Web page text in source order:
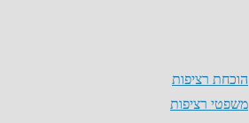
הוכחת רציפות
משפטי רציפות